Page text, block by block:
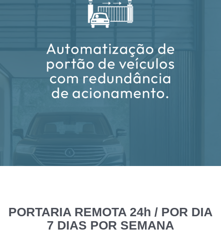
PORTARIA REMOTA 24h / POR DIA
7 DIAS POR SEMANA